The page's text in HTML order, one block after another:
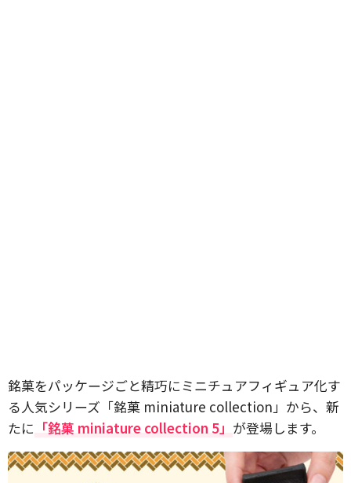
銘菓をパッケージごと精巧にミニチュアフィギュア化す
る人気シリーズ「銘菓 miniature collection」から、新
たに 「銘菓 miniature collection 5」 が登場します。